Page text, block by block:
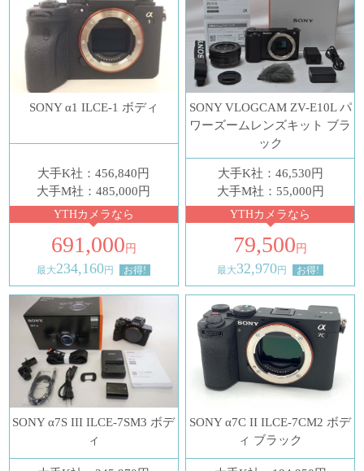
SONY α1 ILCE-1 ボディ
大手K社：456,840円
大手M社：485,000円
YTHカメラなら
691,000 円
最大234,160円 お得!
SONY VLOGCAM ZV-E10L パ
ワーズームレンズキット ブラ
ック
大手K社：46,530円
大手M社：55,000円
YTHカメラなら
79,500 円
最大32,970円 お得!
SONY α7S III ILCE-7SM3 ボデ
ィ
SONY α7C II ILCE-7CM2 ボデ
ィ ブラック